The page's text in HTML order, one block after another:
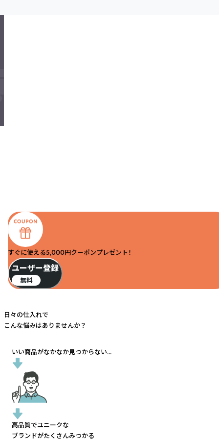
すぐに使える5,000円クーポンプレゼント！
ユーザー登録
無料
日々の仕入れで
こんな悩みはありませんか？
いい商品がなかなか見つからない...
高品質でユニークな
ブランドがたくさんみつかる